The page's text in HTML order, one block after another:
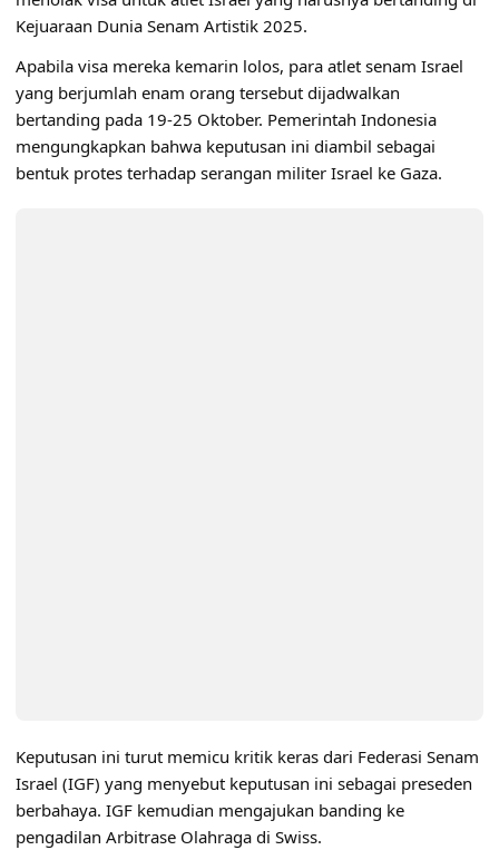
Kejuaraan Dunia Senam Artistik 2025.
Apabila visa mereka kemarin lolos, para atlet senam Israel
yang berjumlah enam orang tersebut dijadwalkan
bertanding pada 19-25 Oktober. Pemerintah Indonesia
mengungkapkan bahwa keputusan ini diambil sebagai
bentuk protes terhadap serangan militer Israel ke Gaza.
Keputusan ini turut memicu kritik keras dari Federasi Senam
Israel (IGF) yang menyebut keputusan ini sebagai preseden
berbahaya. IGF kemudian mengajukan banding ke
pengadilan Arbitrase Olahraga di Swiss.